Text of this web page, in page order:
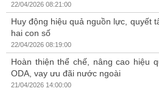
22/04/2026 08:21:00
Huy động hiệu quả nguồn lực, quyết
hai con số
22/04/2026 08:19:00
Hoàn thiện thể chế, nâng cao hiệu
ODA, vay ưu đãi nước ngoài
21/04/2026 14:00:00